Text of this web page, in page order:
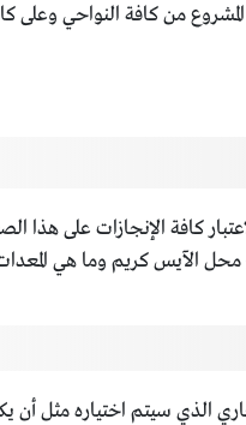
المشروع من كافة النواحي
كافة الإنجازات على هذا
الآيس كريم وما هي